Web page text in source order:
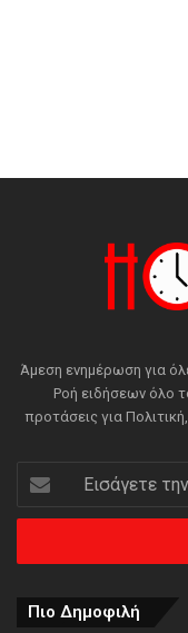
Άμεση ενημέρωση για
Ροή ειδήσεων όλο
προτάσεις για
Εισάγετε
την
ηλεκτρονική
διεύθυνση
Πιο Δημοφιλή